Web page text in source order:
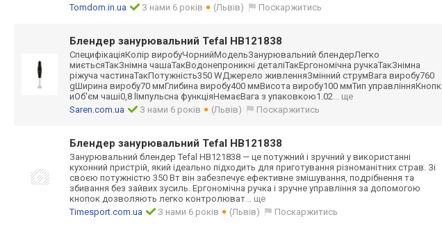
Tomdom.in.ua
З нами 6 років (Львів) Поскаржитись
Блендер занурювальний Tefal HB121838
СпецифікаціяКолір виробуЧорнийМодельЗанурювальний блендерЛегко
миєтьсяТакЗнімна чашаТакВодонепроникні деталіТакЕргономічна ручкаТакЗнімна
ріжуча частинаТакПотужність350 WДжерело живленняЗмінний струмВага виробу760
gШирина виробу70 ммГлибина виробу400 ммВисота виробу100 ммТип управлінняКнопк
иОб'єм чаші0,8 lІмпульсна функціяНемаєВага з упаковкою1.02... ще
Saren.com.ua
З нами 6 років (Львів) Поскаржитись
Блендер занурювальний Tefal HB121838
Занурювальний блендер Tefal HB121838 — це потужний і зручний у використанні
кухонний пристрій, який ідеально підходить для приготування різноманітних страв. Зі
своєю потужністю 350 Вт він забезпечує ефективне змішування, подрібнення та
збивання без зайвих зусиль. Ергономічна ручка і зручне управління за допомогою
кнопок дозволяють легко контролюват... ще
Timesport.com.ua
З нами 6 років (Львів) Поскаржитись